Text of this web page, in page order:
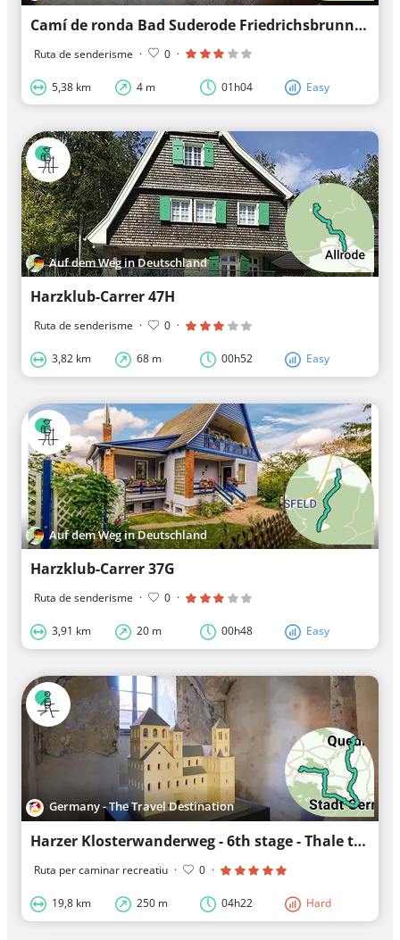
Camí de ronda Bad Suderode Friedrichsbrunn-Schirmbuche Rote Steiger (quadradet roig)
Ruta de senderisme · 0 ·
5,38 km 4 m 01h04 Easy
Auf dem Weg in Deutschland
Harzklub-Carrer 47H
Ruta de senderisme · 0 ·
3,82 km 68 m 00h52 Easy
Auf dem Weg in Deutschland
Harzklub-Carrer 37G
Ruta de senderisme · 0 ·
3,91 km 20 m 00h48 Easy
Germany - The Travel Destination
Harzer Klosterwanderweg - 6th stage - Thale to Quedlinburg
Ruta per caminar recreatiu · 0 ·
19,8 km 250 m 04h22 Hard